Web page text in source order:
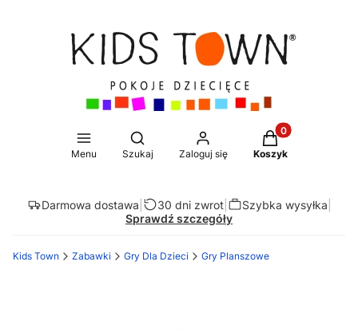
Menu
Otwórz wyszukiwarkę
Szukaj Zaloguj się
Produkty w
Koszyk
Darmowa dostawa 30 dni zwrot| Szybka wysyłka
Sprawdź szczegóły
Kids Town Zabawki Gry Dla Dzieci Gry Planszowe